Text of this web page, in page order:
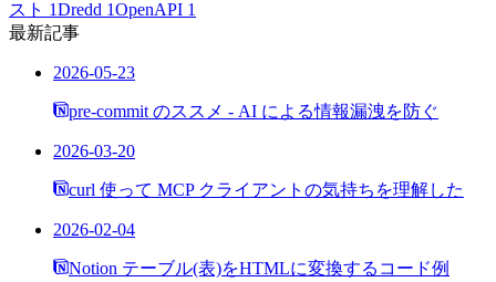
スト 1Dredd 1OpenAPI 1
最新記事
2026-05-23
pre-commit のススメ - AI による情報漏洩を防ぐ
2026-03-20
curl 使って MCP クライアントの気持ちを理解した
2026-02-04
Notion テーブル(表)をHTMLに変換するコード例